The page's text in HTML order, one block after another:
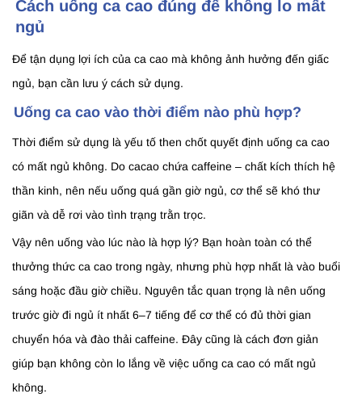
Cách uống ca cao đúng để không lo mất
ngủ
Để tận dụng lợi ích của ca cao mà không ảnh hưởng đến giấc
ngủ, bạn cần lưu ý cách sử dụng.
Uống ca cao vào thời điểm nào phù hợp?
Thời điểm sử dụng là yếu tố then chốt quyết định uống ca cao
có mất ngủ không. Do cacao chứa caffeine – chất kích thích hệ
thần kinh, nên nếu uống quá gần giờ ngủ, cơ thể sẽ khó thư
giãn và dễ rơi vào tình trạng trằn trọc.
Vậy nên uống vào lúc nào là hợp lý? Bạn hoàn toàn có thể
thưởng thức ca cao trong ngày, nhưng phù hợp nhất là vào buổi
sáng hoặc đầu giờ chiều. Nguyên tắc quan trọng là nên uống
trước giờ đi ngủ ít nhất 6–7 tiếng để cơ thể có đủ thời gian
chuyển hóa và đào thải caffeine. Đây cũng là cách đơn giản
giúp bạn không còn lo lắng về việc uống ca cao có mất ngủ
không.